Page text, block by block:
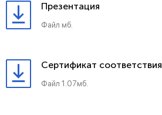
Презентация
Файл мб.
Сертификат соответствия
Файл 1.07мб.